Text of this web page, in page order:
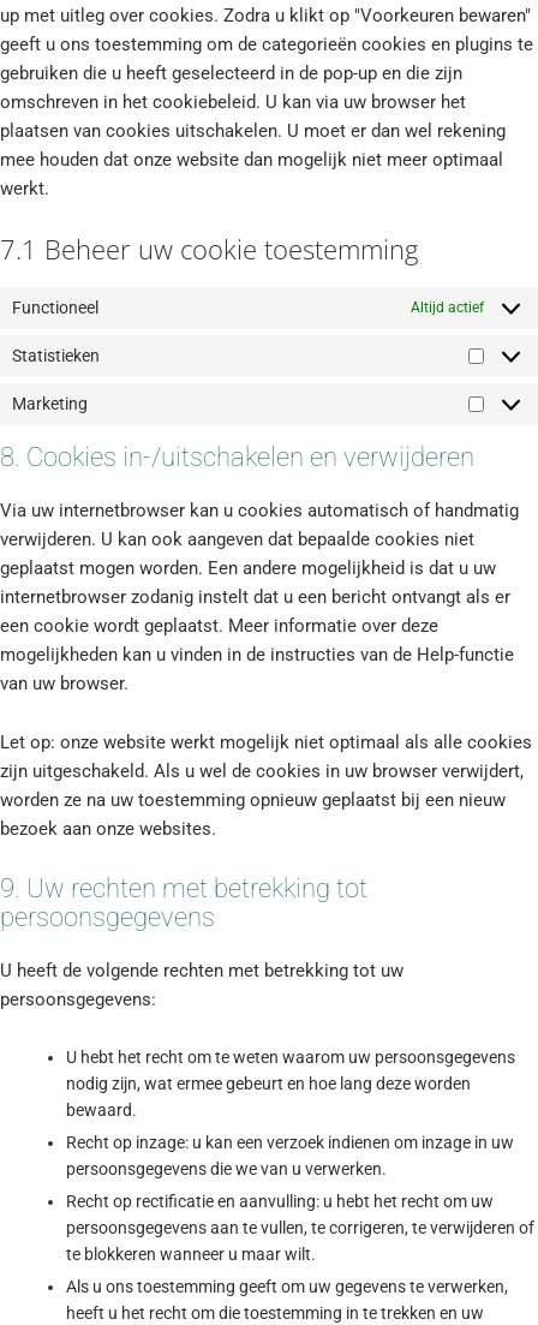
up met uitleg over cookies. Zodra u klikt op "Voorkeuren bewaren"
geeft u ons toestemming om de categorieën cookies en plugins te
gebruiken die u heeft geselecteerd in de pop-up en die zijn
omschreven in het cookiebeleid. U kan via uw browser het
plaatsen van cookies uitschakelen. U moet er dan wel rekening
mee houden dat onze website dan mogelijk niet meer optimaal
werkt.
7.1 Beheer uw cookie toestemming
Functioneel Altijd actief
Statistieken
Marketing
8. Cookies in-/uitschakelen en verwijderen
Via uw internetbrowser kan u cookies automatisch of handmatig
verwijderen. U kan ook aangeven dat bepaalde cookies niet
geplaatst mogen worden. Een andere mogelijkheid is dat u uw
internetbrowser zodanig instelt dat u een bericht ontvangt als er
een cookie wordt geplaatst. Meer informatie over deze
mogelijkheden kan u vinden in de instructies van de Help-functie
van uw browser.
Let op: onze website werkt mogelijk niet optimaal als alle cookies
zijn uitgeschakeld. Als u wel de cookies in uw browser verwijdert,
worden ze na uw toestemming opnieuw geplaatst bij een nieuw
bezoek aan onze websites.
9. Uw rechten met betrekking tot
persoonsgegevens
U heeft de volgende rechten met betrekking tot uw
persoonsgegevens:
U hebt het recht om te weten waarom uw persoonsgegevens
nodig zijn, wat ermee gebeurt en hoe lang deze worden
bewaard.
Recht op inzage: u kan een verzoek indienen om inzage in uw
persoonsgegevens die we van u verwerken.
Recht op rectificatie en aanvulling: u hebt het recht om uw
persoonsgegevens aan te vullen, te corrigeren, te verwijderen of
te blokkeren wanneer u maar wilt.
Als u ons toestemming geeft om uw gegevens te verwerken,
heeft u het recht om die toestemming in te trekken en uw